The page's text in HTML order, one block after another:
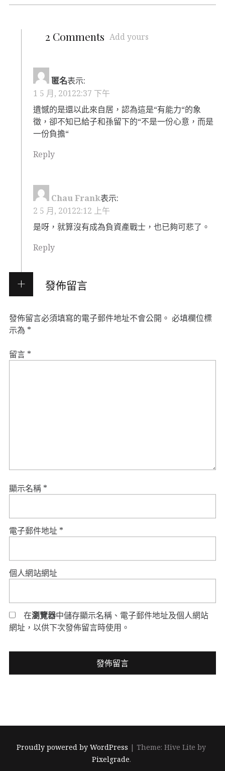
2 Comments Add yours
匿名表示:
1 5 月, 20122:37 下午
遺憾的是還以此來自居，認為這是“有能力“的象
徵，卻不知已給子和孫留下的“不是一份心意，而是
一份負擔“
Reply
Chau Frank表示:
2 5 月, 20122:12 上午
是呀，就算沒有成為負資產戰士，也已夠可悲了。
Reply
發佈留言
發佈留言必須填寫的電子郵件地址不會公開。 必填欄位標
示為 *
留言 *
顯示名稱 *
電子郵件地址 *
個人網站網址
在瀏覽器中儲存顯示名稱、電子郵件地址及個人網站
網址，以供下次發佈留言時使用。
Proudly powered by WordPress |Theme: Hive Lite by
Pixelgrade.